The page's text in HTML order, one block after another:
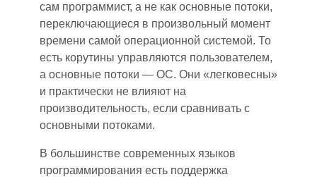
сам программист, а не как основные потоки,
переключающиеся в произвольный момент
времени самой операционной системой. То
есть корутины управляются пользователем,
а основные потоки — ОС. Они «легковесны»
и практически не влияют на
производительность, если сравнивать с
основными потоками.
В большинстве современных языков
программирования есть поддержка